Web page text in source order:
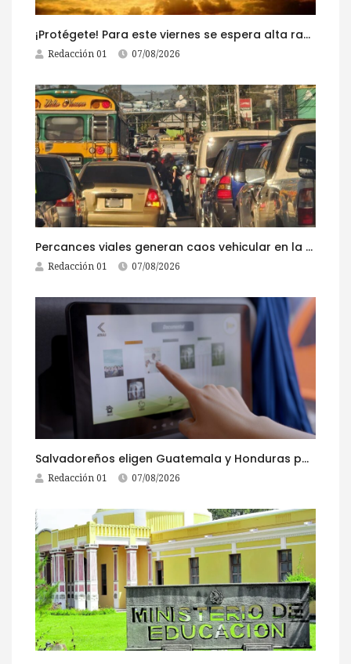
¡Protégete! Para este viernes se espera alta radiación solar
Redacción 01 07/08/2026
Percances viales generan caos vehicular en la ruta al Pacífico este viernes
Redacción 01 07/08/2026
Salvadoreños eligen Guatemala y Honduras para viajar durante las Fiestas Agostinas
Redacción 01 07/08/2026